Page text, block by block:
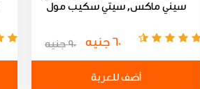
سيني ماكس, سيتي سكيب مول
60 جنيه 90 جنيه
أضف للعربة